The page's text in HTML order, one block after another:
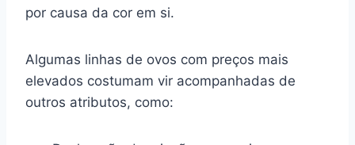
por causa da cor em si.
Algumas linhas de ovos com preços mais
elevados costumam vir acompanhadas de
outros atributos, como: